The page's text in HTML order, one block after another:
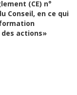
(CE) n°
Conseil, en ce qui
des actions»